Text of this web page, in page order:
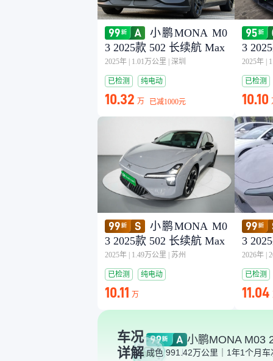
小鹏MONA M0
3 2025款 502 长续航 Max
2025年 1.01万公里 深圳
已检测 纯电动
10.32 万 已减1000元
3
2025年
已检测
10.10
小鹏MONA M0
3 2025款 502 长续航 Max
2025年 1.49万公里 苏州
已检测 纯电动
10.11 万
3
2026年
已检测
11.04
车况
详解
小鹏MONA M03
成色 991.42万公里｜1年1个月车